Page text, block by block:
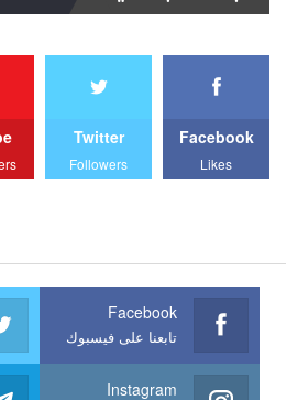
Facebook
Likes
Twitter
Followers
Facebook
تابعنا على فيسبوك
Instagram